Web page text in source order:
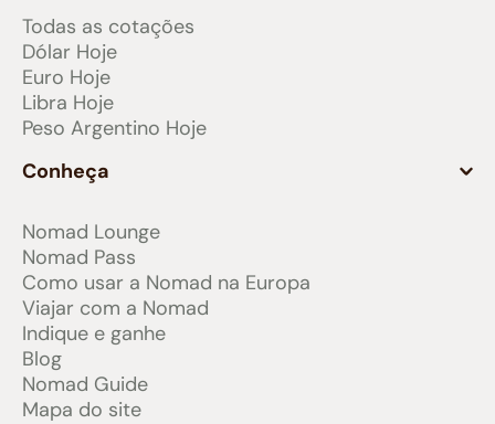
Todas as cotações
Dólar Hoje
Euro Hoje
Libra Hoje
Peso Argentino Hoje
Conheça
Nomad Lounge
Nomad Pass
Como usar a Nomad na Europa
Viajar com a Nomad
Indique e ganhe
Blog
Nomad Guide
Mapa do site